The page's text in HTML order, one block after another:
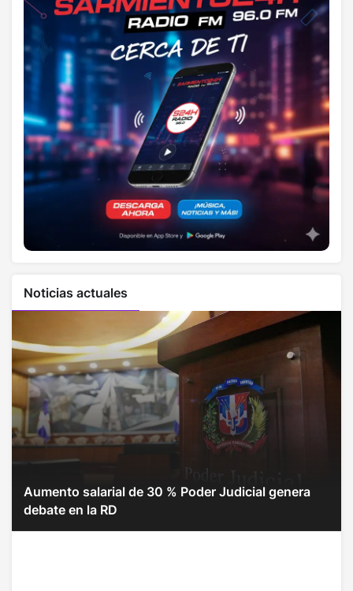
Noticias actuales
Aumento salarial de 30 % Poder Judicial genera
debate en la RD